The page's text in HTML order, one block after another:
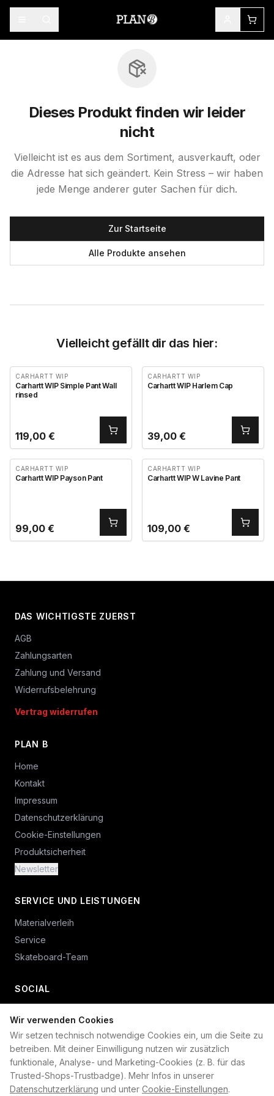
Wir verwenden Cookies
Wir setzen technisch notwendige Cookies ein, um die Seite zu
betreiben. Mit deiner Einwilligung nutzen wir zusätzlich
funktionale, Analyse- und Marketing-Cookies (z. B. für das
Trusted-Shops-Trustbadge). Mehr Infos in unserer
Datenschutzerklärung und unter Cookie-Einstellungen.
Dieses Produkt finden wir leider
nicht
Vielleicht ist es aus dem Sortiment, ausverkauft, oder
die Adresse hat sich geändert. Kein Stress – wir haben
jede Menge anderer guter Sachen für dich.
Zur Startseite
Alle Produkte ansehen
Vielleicht gefällt dir das hier:
CARHARTT WIP
Carhartt WIP Simple Pant Wall
rinsed
119,00 €
CARHARTT WIP
Carhartt WIP Harlem Cap
39,00 €
CARHARTT WIP
Carhartt WIP Payson Pant
99,00 €
CARHARTT WIP
Carhartt WIP W Lavine Pant
109,00 €
DAS WICHTIGSTE ZUERST
AGB
Zahlungsarten
Zahlung und Versand
Widerrufsbelehrung
Vertrag widerrufen
PLAN B
Home
Kontakt
Impressum
Datenschutzerklärung
Cookie-Einstellungen
Produktsicherheit
Newsletter
SERVICE UND LEISTUNGEN
Materialverleih
Service
Skateboard-Team
SOCIAL
+49 234 687 00 38
shop@plan-b-funsport.de
Sichere Zahlung mit: